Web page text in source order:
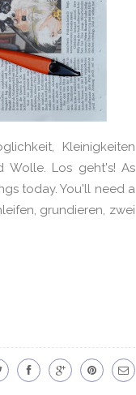
Kleinigkeiten
Wolle. Los geht's! As
today. You'll need a
grundieren, zwei